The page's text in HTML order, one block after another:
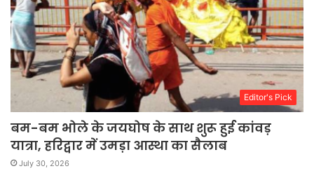
Editor's Pick
बम-बम भोले के जयघोष के साथ शुरू हुई कांवड़
यात्रा, हरिद्वार में उमड़ा आस्था का सैलाब
July 30, 2026